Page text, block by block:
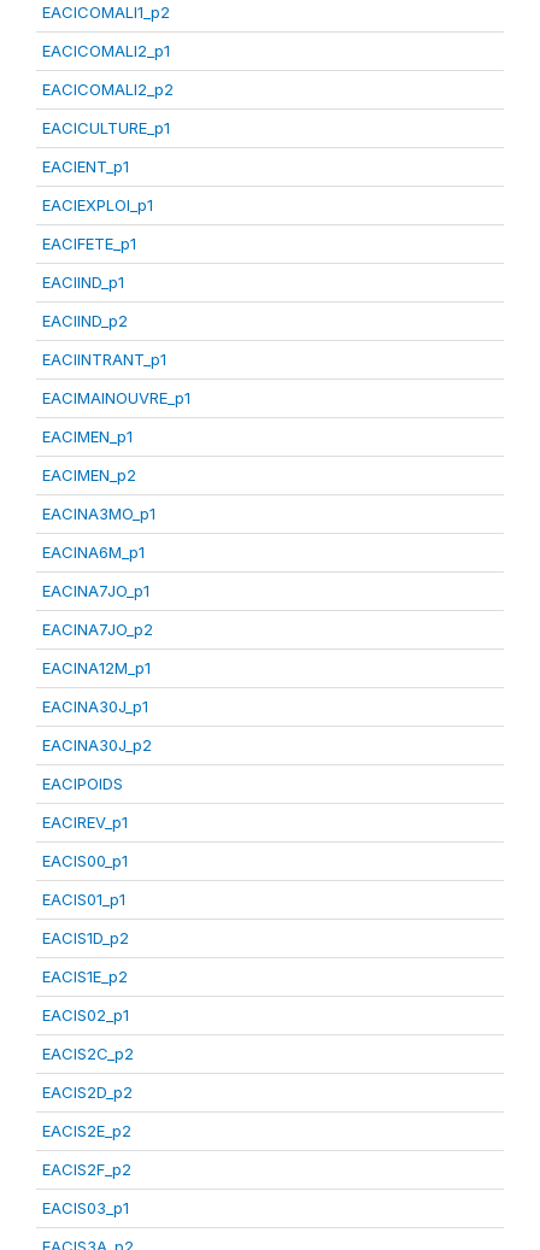
EACICOMALI1_p2
EACICOMALI2_p1
EACICOMALI2_p2
EACICULTURE_p1
EACIENT_p1
EACIEXPLOI_p1
EACIFETE_p1
EACIIND_p1
EACIIND_p2
EACIINTRANT_p1
EACIMAINOUVRE_p1
EACIMEN_p1
EACIMEN_p2
EACINA3MO_p1
EACINA6M_p1
EACINA7JO_p1
EACINA7JO_p2
EACINA12M_p1
EACINA30J_p1
EACINA30J_p2
EACIPOIDS
EACIREV_p1
EACIS00_p1
EACIS01_p1
EACIS1D_p2
EACIS1E_p2
EACIS02_p1
EACIS2C_p2
EACIS2D_p2
EACIS2E_p2
EACIS2F_p2
EACIS03_p1
EACIS3A_p2